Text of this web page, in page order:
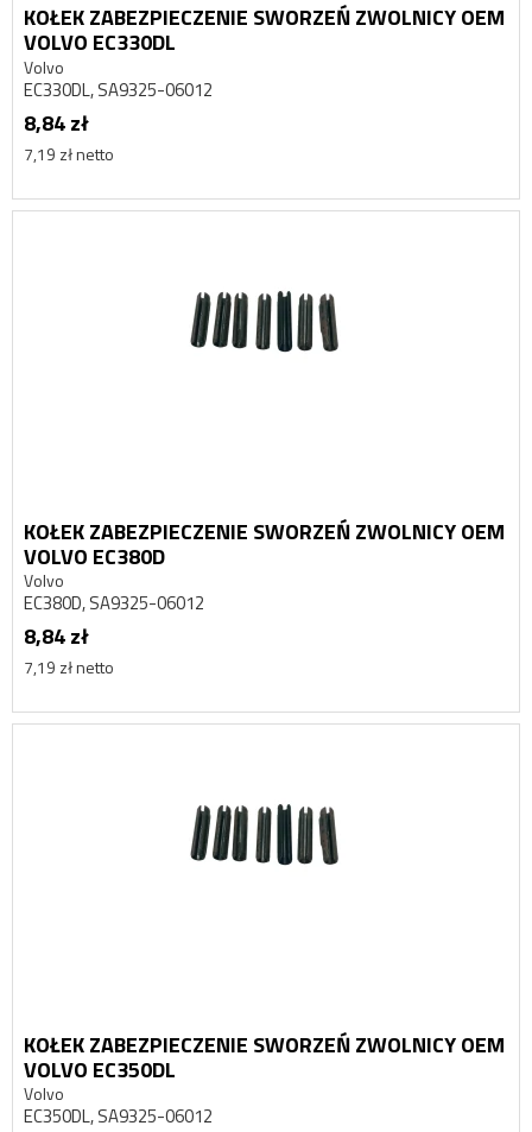
KOŁEK ZABEZPIECZENIE SWORZEŃ ZWOLNICY OEM
VOLVO EC330DL
Volvo
EC330DL, SA9325-06012
8,84 zł
7,19 zł netto
KOŁEK ZABEZPIECZENIE SWORZEŃ ZWOLNICY OEM
VOLVO EC380D
Volvo
EC380D, SA9325-06012
8,84 zł
7,19 zł netto
KOŁEK ZABEZPIECZENIE SWORZEŃ ZWOLNICY OEM
VOLVO EC350DL
Volvo
EC350DL, SA9325-06012